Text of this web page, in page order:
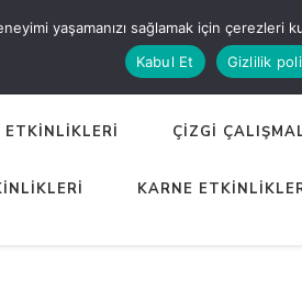
ÇİZGİ
KARNE
yaşamanızı sağlamak için çerezleri
Kabul Et
Gizlilik